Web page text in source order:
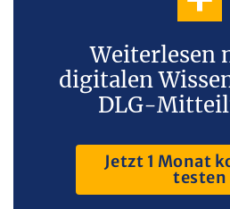
Weiterlesen
digitalen
DLG-
Jetzt 1 Monat
testen